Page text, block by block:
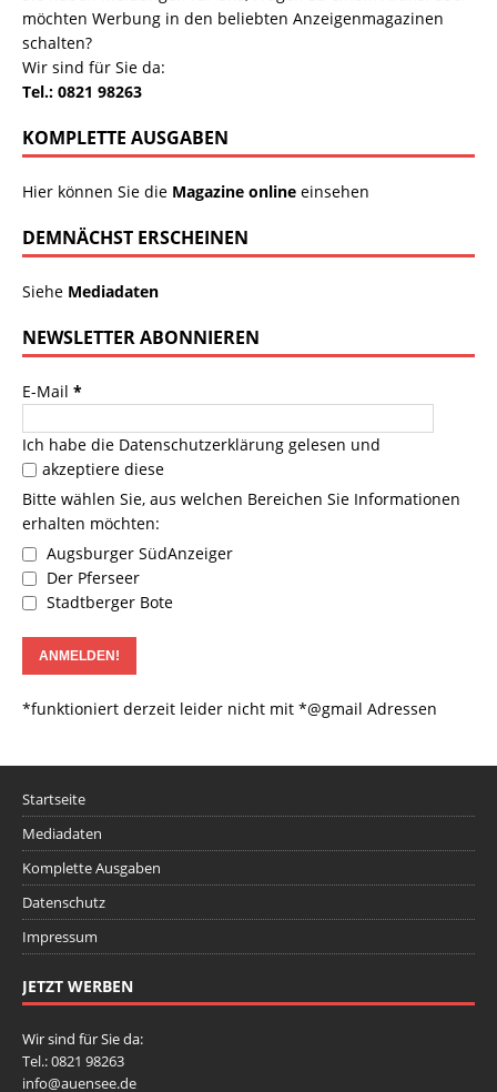
möchten Werbung in den beliebten Anzeigenmagazinen
schalten?
Wir sind für Sie da:
Tel.: 0821 98263
KOMPLETTE AUSGABEN
Hier können Sie die Magazine online einsehen
DEMNÄCHST ERSCHEINEN
Siehe Mediadaten
NEWSLETTER ABONNIEREN
E-Mail *
Ich habe die Datenschutzerklärung gelesen und
akzeptiere diese
Bitte wählen Sie, aus welchen Bereichen Sie Informationen
erhalten möchten:
Augsburger SüdAnzeiger
Der Pferseer
Stadtberger Bote
*funktioniert derzeit leider nicht mit *@gmail Adressen
Startseite
Mediadaten
Komplette Ausgaben
Datenschutz
Impressum
JETZT WERBEN
Wir sind für Sie da:
Tel.: 0821 98263
info@auensee.de